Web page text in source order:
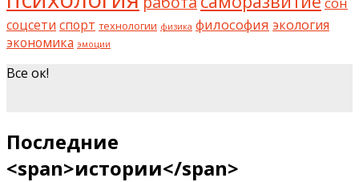
соцсети спорт технологии физика философия экология
экономика эмоции
Все ок!
Последние
<span>истории</span>